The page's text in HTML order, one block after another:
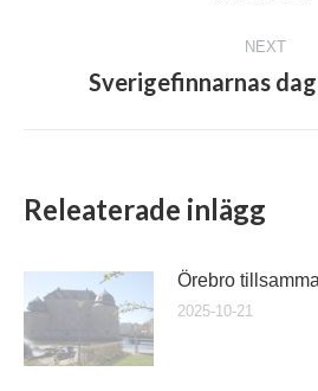
NEXT
Next
Sverigefinnarnas
Releaterade inlägg
Örebro
2025-10-21